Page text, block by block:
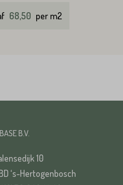
68,50 per m2
B.V.
10
‘s-Hertogenbosch